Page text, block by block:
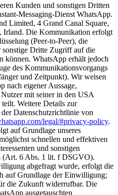
Kunden und sonstigen Dritten
Messaging-Dienst WhatsApp.
Limited, 4 Grand Canal Square,
Irland. Die Kommunikation erfolgt
(Peer-to-Peer), die
sonstige Dritte Zugriff auf die
können. WhatsApp erhält jedoch
des Kommunikationsvorgangs
und Zeitpunkt). Wir weisen
nach eigener Aussage,
mit seiner in den USA
Weitere Details zur
Datenschutzrichtlinie von
legal/#privacy-policy.
auf Grundlage unseres
schnellen und effektiven
und sonstigen
(Art. 6 Abs. 1 lit. f DSGVO).
abgefragt wurde, erfolgt die
auf Grundlage der Einwilligung;
die Zukunft widerrufbar. Die
ausgetauschten